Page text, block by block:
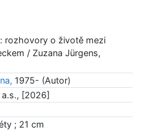
rozhovory o životě mezi
/ Zuzana Jürgens,
1975- (Autor)
a.s., [2026]
; 21 cm